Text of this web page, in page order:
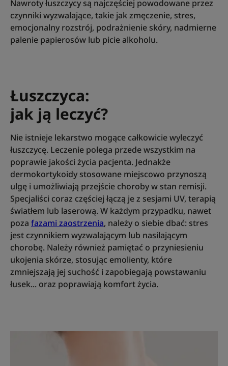
Nawroty łuszczycy są najczęściej powodowane przez
czynniki wyzwalające, takie jak zmęczenie, stres,
emocjonalny rozstrój, podrażnienie skóry, nadmierne
palenie papierosów lub picie alkoholu.
Łuszczyca:
jak ją leczyć?
Nie istnieje lekarstwo mogące całkowicie wyleczyć
łuszczycę. Leczenie polega przede wszystkim na
poprawie jakości życia pacjenta. Jednakże
dermokortykoidy stosowane miejscowo przynoszą
ulgę i umożliwiają przejście choroby w stan remisji.
Specjaliści coraz częściej łączą je z sesjami UV, terapią
światłem lub laserową. W każdym przypadku, nawet
poza fazami zaostrzenia, należy o siebie dbać: stres
jest czynnikiem wyzwalającym lub nasilającym
chorobę. Należy również pamiętać o przyniesieniu
ukojenia skórze, stosując emolienty, które
zmniejszają jej suchość i zapobiegają powstawaniu
łusek... oraz poprawiają komfort życia.